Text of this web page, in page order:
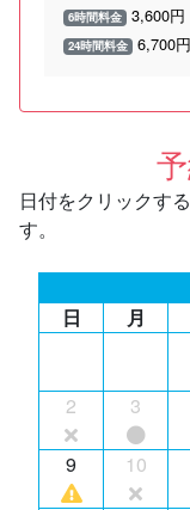
6時間料金 3,600円
24時間料金 6,700円
日付をクリックす
す。
日
月
2 3
9 10